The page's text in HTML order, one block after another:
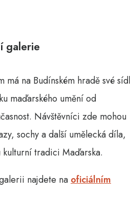
galerie
má na Budínském hradě své
maďarského umění od
Návštěvníci zde mohou
sochy a další umělecká díla,
tradici Maďarska.
najdete na oficiálním